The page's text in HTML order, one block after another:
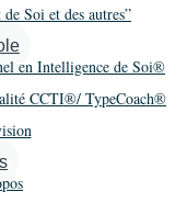
Soi et des autres”
en Intelligence de Soi®
CCTI®/ TypeCoach®